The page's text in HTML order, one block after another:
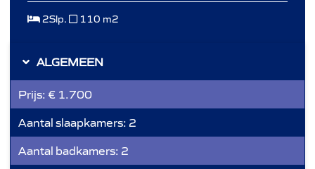
2Slp. 110 m2
ALGEMEEN
Prijs: € 1.700
Aantal slaapkamers: 2
Aantal badkamers: 2